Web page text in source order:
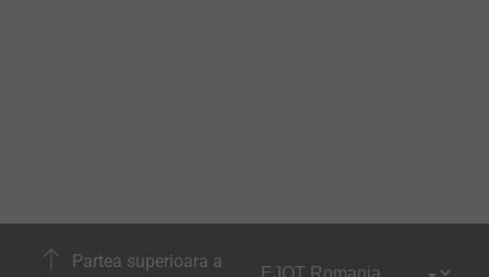
Partea superioara a